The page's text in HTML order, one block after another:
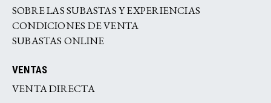
SOBRE LAS SUBASTAS Y EXPERIENCIAS
CONDICIONES DE VENTA
SUBASTAS ONLINE
VENTAS
VENTA DIRECTA